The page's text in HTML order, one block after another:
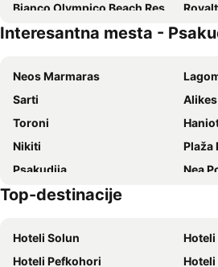
Bianco Olympico Beach Resort by Anayia All Inclusive Resorts
Oliva Suites
Villa
Potidea Palace Hotel
Marina Hotel
Villa
Ikos Olivia
Villa
Potidea Golden Beach - Across Hotels & Resorts
Asteris Village
Kseynasa Suites
Casa Afytos - Adults Only
Milos Apartments
TUI
Interesantna mesta -
Neos Marmaras
Sarti
Alikes
Toroni
Nikiti
Plaža
Psakudija
Nea
Karidi plaža
Kallithea
Luka
Plaža Afitos
Top-destinacije
Hoteli Solun
Hoteli
Hoteli Pefkohori
Hoteli